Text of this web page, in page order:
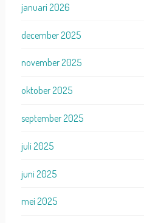
januari 2026
december 2025
november 2025
oktober 2025
september 2025
juli 2025
juni 2025
mei 2025